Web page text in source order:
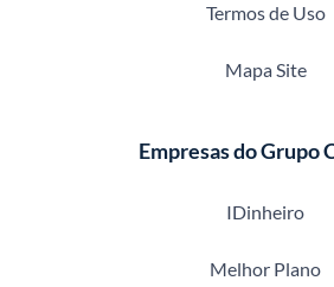
Termos de Uso
Mapa Site
Empresas do Grupo
IDinheiro
Melhor Plano